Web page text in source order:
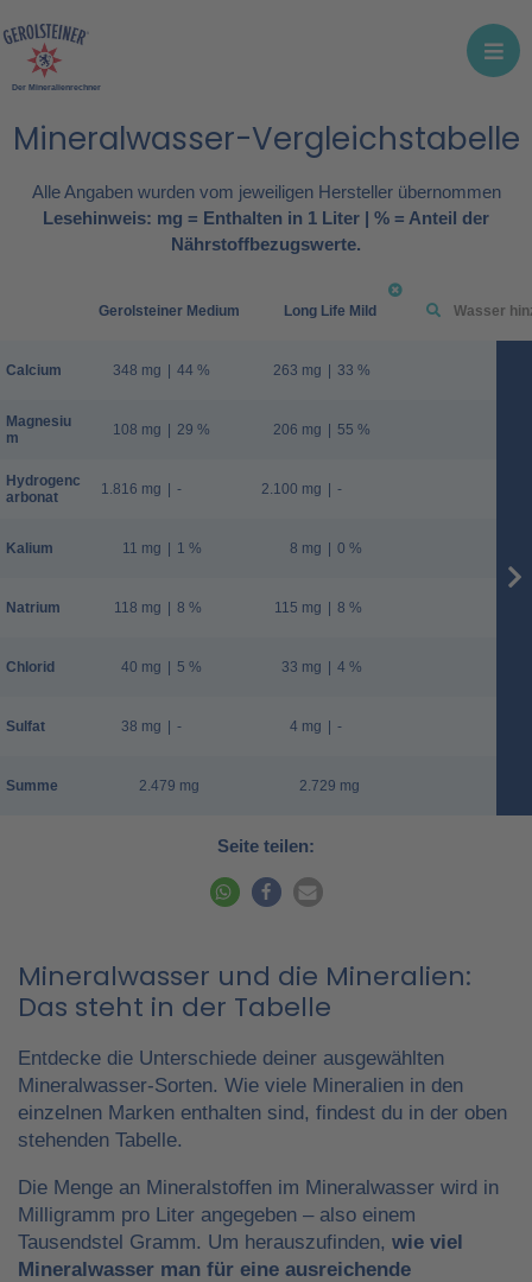
Der Mineralienrechner
Mineralwasser-Vergleichstabelle
Alle Angaben wurden vom jeweiligen Hersteller übernommen
Lesehinweis: mg = Enthalten in 1 Liter | % = Anteil der
Nährstoffbezugswerte.
Calcium
Magnesiu
m
Hydrogenc
arbonat
Kalium
Natrium
Chlorid
Sulfat
Summe
Gerolsteiner Medium
348 mg | 44 %
108 mg | 29 %
1.816 mg | -
11 mg | 1 %
118 mg | 8 %
40 mg | 5 %
38 mg | -
2.479 mg
Long Life Mild
263 mg | 33 %
206 mg | 55 %
2.100 mg | -
8 mg | 0 %
115 mg | 8 %
33 mg | 4 %
4 mg | -
2.729 mg
Seite teilen:
Mineralwasser und die Mineralien:
Das steht in der Tabelle
Entdecke die Unterschiede deiner ausgewählten
Mineralwasser-Sorten. Wie viele Mineralien in den
einzelnen Marken enthalten sind, findest du in der oben
stehenden Tabelle.
Die Menge an Mineralstoffen im Mineralwasser wird in
Milligramm pro Liter angegeben – also einem
Tausendstel Gramm. Um herauszufinden, wie viel
Mineralwasser man für eine ausreichende